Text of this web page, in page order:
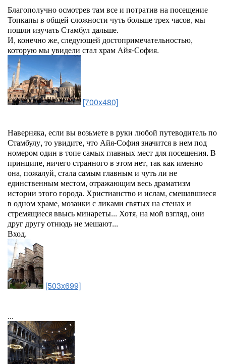
Благополучно осмотрев там все и потратив на посещение
Топкапы в общей сложности чуть больше трех часов, мы
пошли изучать Стамбул дальше.
И, конечно же, следующей достопримечательностью,
которую мы увидели стал храм Айя-София.
[700x480]
Наверняка, если вы возьмете в руки любой путеводитель по
Стамбулу, то увидите, что Айя-София значится в нем под
номером один в топе самых главных мест для посещения. В
принципе, ничего странного в этом нет, так как именно
она, пожалуй, стала самым главным и чуть ли не
единственным местом, отражающим весь драматизм
истории этого города. Христианство и ислам, смешавшиеся
в одном храме, мозаики с ликами святых на стенах и
стремящиеся ввысь минареты... Хотя, на мой взгляд, они
друг другу отнюдь не мешают...
Вход.
[503x699]
...